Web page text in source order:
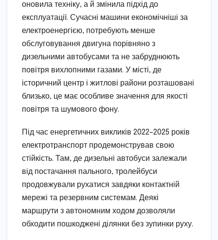
оновила техніку, а й змінила підхід до
експлуатації. Сучасні машини економічніші за
електроенергією, потребують менше
обслуговування двигуна порівняно з
дизельними автобусами та не забруднюють
повітря вихлопними газами. У місті, де
історичний центр і житлові райони розташовані
близько, це має особливе значення для якості
повітря та шумового фону.
Під час енергетичних викликів 2022–2025 років
електротранспорт продемонстрував свою
стійкість. Там, де дизельні автобуси залежали
від постачання пального, тролейбуси
продовжували рухатися завдяки контактній
мережі та резервним системам. Деякі
маршрути з автономним ходом дозволяли
обходити пошкоджені ділянки без зупинки руху.